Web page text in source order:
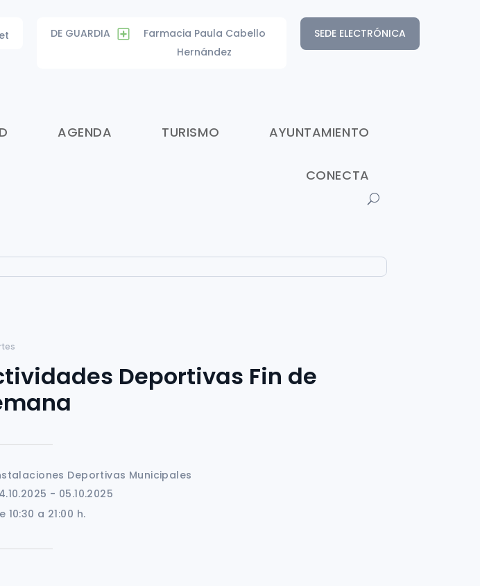
SEDE ELECTRÓNICA
DE GUARDIA
Farmacia Paula Cabello
Hernández
AGENDA TURISMO AYUNTAMIENTO
CONECTA
Deportivas Fin de
Deportivas Municipales
- 05.10.2025
10:30 a 21:00 h.